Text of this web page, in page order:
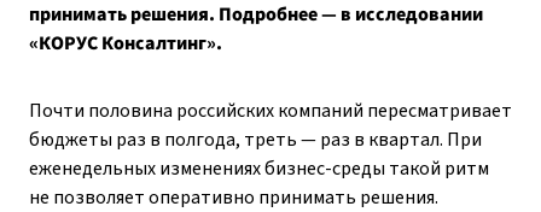
принимать решения. Подробнее — в исследовании
«КОРУС Консалтинг».
Почти половина российских компаний пересматривает
бюджеты раз в полгода, треть — раз в квартал. При
еженедельных изменениях бизнес-среды такой ритм
не позволяет оперативно принимать решения.